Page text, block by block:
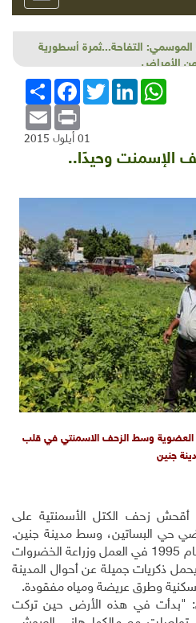
الموسمي: التفاحة...ثمرة أسطورية
الأمراض
انشر
FacebookTwitterLinkedInWhatsApp
Email Print
01 أيلول 2015
الإسمنت وحيدًا..
العضوية وسط الزحف الاسمنتي في قلب
جنين
أقحش زحف الكتل الأسمنتية على
حي البساتين، وسط مدينة جنين.
ويحرص على تقليد يومي منذ عام 1995 في العمل وزراعة الخضروات
ذكريات جميلة عن أحوال المدينة
سكنية وطرق عريضة ومياه مفقودة.
"بدأت في هذه الأرض حين تركت